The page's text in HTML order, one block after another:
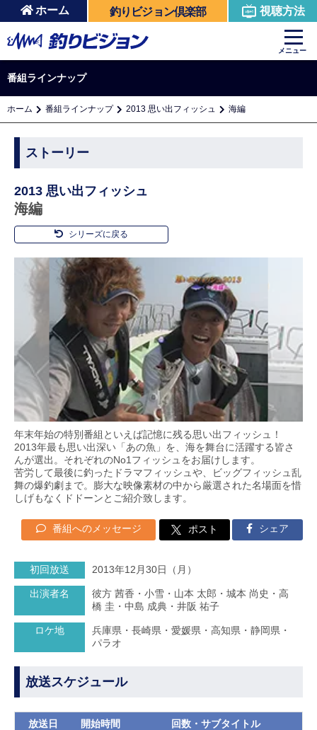
ホーム 釣りビジョン倶楽部 視聴方法
メニュー
番組ラインナップ
ホーム 番組ラインナップ 2013 思い出フィッシュ 海編
ストーリー
2013 思い出フィッシュ
海編
シリーズに戻る
年末年始の特別番組といえば記憶に残る思い出フィッシュ！
2013年最も思い出深い「あの魚」を、海を舞台に活躍する皆さ
んが選出。それぞれのNo1フィッシュをお届けします。
苦労して最後に釣ったドラマフィッシュや、ビッグフィッシュ乱
舞の爆釣劇まで。膨大な映像素材の中から厳選された名場面を惜
しげもなくドドーンとご紹介致します。
番組へのメッセージ ポスト シェア
初回放送 2013年12月30日（月）
出演者名
彼方 茜香・小雪・山本 太郎・城本 尚史・高
橋 圭・中島 成典・井阪 祐子
ロケ地
兵庫県・長崎県・愛媛県・高知県・静岡県・
パラオ
放送スケジュール
放送日 開始時間 回数・サブタイトル